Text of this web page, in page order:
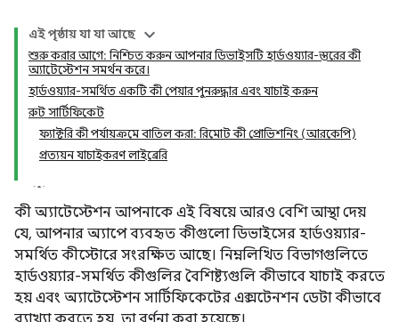
এই পৃষ্ঠায় যা যা আছে
শুরু করার আগে: নিশ্চিত করুন আপনার ডিভাইসটি হার্ডওয়্যার-স্তরের কী
অ্যাটেস্টেশন সমর্থন করে।
হার্ডওয়্যার-সমর্থিত একটি কী পেয়ার পুনরুদ্ধার এবং যাচাই করুন
রুট সার্টিফিকেট
ফ্যাক্টরি কী পর্যায়ক্রমে বাতিল করা: রিমোট কী প্রোভিশনিং (আরকেপি)
প্রত্যয়ন যাচাইকরণ লাইব্রেরি
কী অ্যাটেস্টেশন আপনাকে এই বিষয়ে আরও বেশি আস্থা দেয়
যে, আপনার অ্যাপে ব্যবহৃত কীগুলো ডিভাইসের হার্ডওয়্যার-
সমর্থিত কীস্টোরে সংরক্ষিত আছে। নিম্নলিখিত বিভাগগুলিতে
হার্ডওয়্যার-সমর্থিত কীগুলির বৈশিষ্ট্যগুলি কীভাবে যাচাই করতে
হয় এবং অ্যাটেস্টেশন সার্টিফিকেটের এক্সটেনশন ডেটা কীভাবে